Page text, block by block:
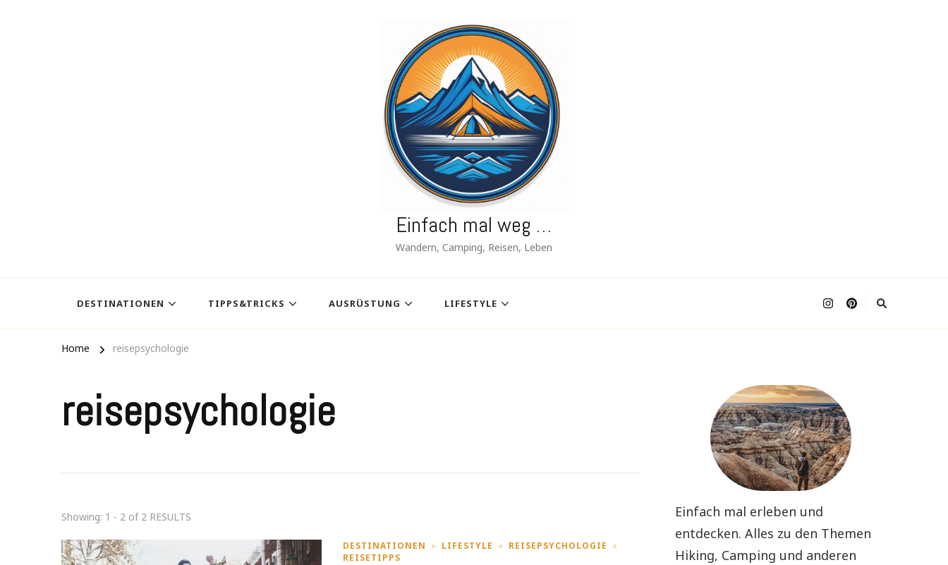
Einfach mal weg …
Wandern, Camping, Reisen, Leben
DESTINATIONEN TIPPS&TRICKS AUSRÜSTUNG LIFESTYLE
Home reisepsychologie
reisepsychologie
Showing: 1 - 2 of 2 RESULTS
DESTINATIONEN LIFESTYLE
REISEPSYCHOLOGIE
REISETIPPS
Einfach mal erleben und
entdecken. Alles zu den Themen
Hiking, Camping und anderen